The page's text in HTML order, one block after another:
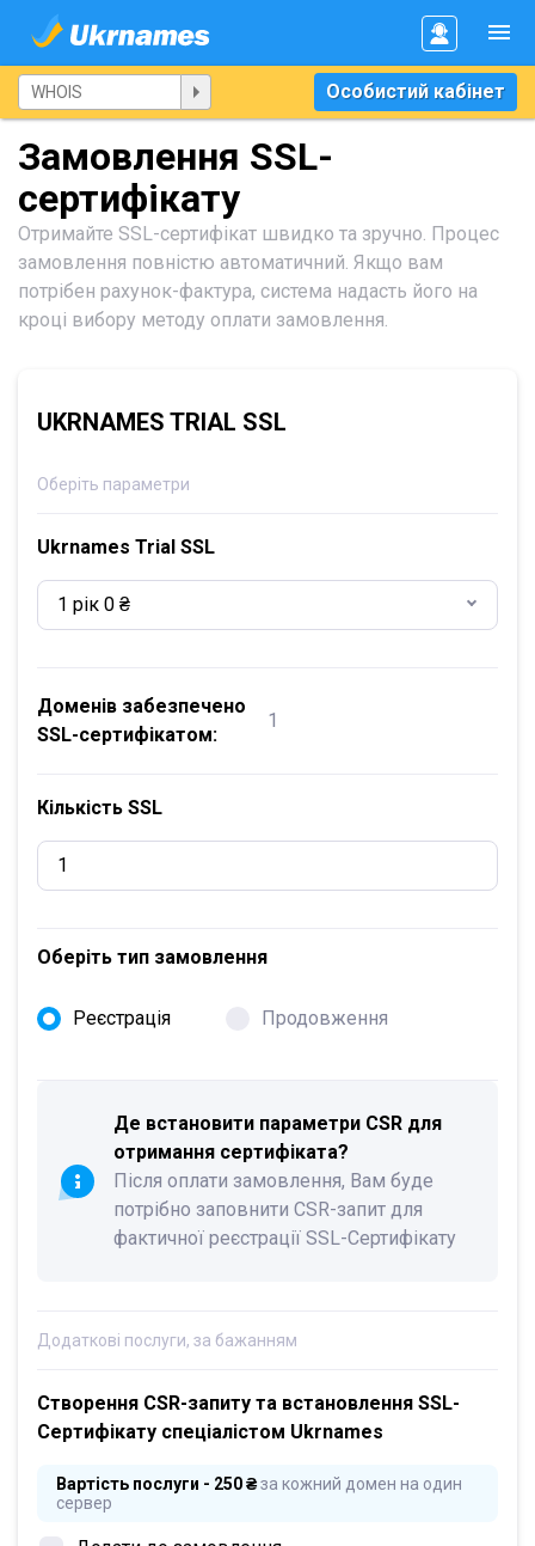
Особистий кабінет
Замовлення SSL-
сертифікату
Отримайте SSL-сертифікат швидко та зручно. Процес
замовлення повністю автоматичний. Якщо вам
потрібен рахунок-фактура, система надасть його на
кроці вибору методу оплати замовлення.
UKRNAMES TRIAL SSL
Оберіть параметри
Ukrnames Trial SSL
1 рік 0 ₴
Доменів забезпечено
SSL-сертифікатом:
1
Кількість SSL
Оберіть тип замовлення
Реєстрація Продовження
Де встановити параметри CSR для
отримання сертифіката?
Після оплати замовлення, Вам буде
потрібно заповнити CSR-запит для
фактичної реєстрації SSL-Сертифікату
Додаткові послуги, за бажанням
Створення CSR-запиту та встановлення SSL-
Сертифікату спеціалістом Ukrnames
Вартість послуги - 250 ₴за кожний домен на один
сервер